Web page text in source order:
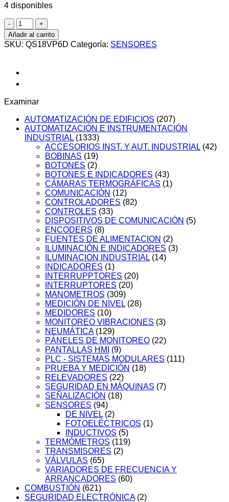
4 disponibles
QS18VP6D
cantidad
Añadir al carrito
SKU: QS18VP6D Categoría: SENSORES
Examinar
AUTOMATIZACIÓN DE EDIFICIOS (207)
AUTOMATIZACIÓN E INSTRUMENTACIÓN
INDUSTRIAL (1333)
ACCESORIOS INST. Y AUT. INDUSTRIAL (42)
BOBINAS (19)
BOTONES (2)
BOTONES E INDICADORES (43)
CÁMARAS TERMOGRÁFICAS (1)
COMUNICACIÓN (12)
CONTROLADORES (82)
CONTROLES (33)
DISPOSITIVOS DE COMUNICACIÓN (5)
ENCODERS (8)
FUENTES DE ALIMENTACION (2)
ILUMINACIÓN E INDICADORES (3)
ILUMINACION INDUSTRIAL (14)
INDICADORES (1)
INTERRUPPTORES (20)
INTERRUPTORES (20)
MANOMETROS (309)
MEDICIÓN DE NIVEL (28)
MEDIDORES (10)
MONITOREO VIBRACIONES (3)
NEUMÁTICA (129)
PÁNELES DE MONITOREO (22)
PANTALLAS HMI
(9)
PLC - SISTEMAS MODULARES (111)
PRUEBA Y MEDICIÓN (18)
RELEVADORES (22)
SEGURIDAD EN MÁQUINAS (7)
SEÑALIZACIÓN (18)
SENSORES (94)
DE NIVEL (2)
FOTOELÉCTRICOS (1)
INDUCTIVOS (5)
TERMÓMETROS (119)
TRANSMISORES (2)
VÁLVULAS (65)
VARIADORES DE FRECUENCIA Y
ARRANCADORES (60)
COMBUSTIÓN (621)
SEGURIDAD ELECTRÓNICA (2)